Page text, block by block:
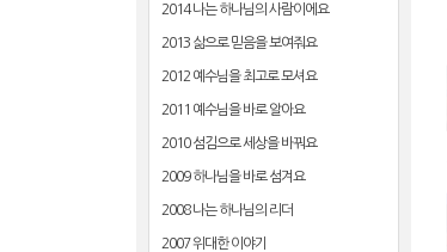
2014 나는 하나님의 사람이에요
2013 삶으로 믿음을 보여줘요
2012 예수님을 최고로 모셔요
2011 예수님을 바로 알아요
2010 섬김으로 세상을 바꿔요
2009 하나님을 바로 섬겨요
2008 나는 하나님의 리더
2007 위대한 이야기